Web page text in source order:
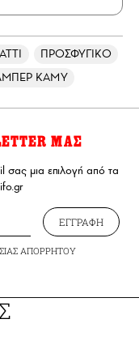
ΠΡΟΣΦΥΓΙΚΟ
ΚΑΜΥ
ΜΑΣ
σας μια επιλογή από τα
ΕΓΓΡΑΦΗ
ΑΠΟΡΡΗΤΟΥ